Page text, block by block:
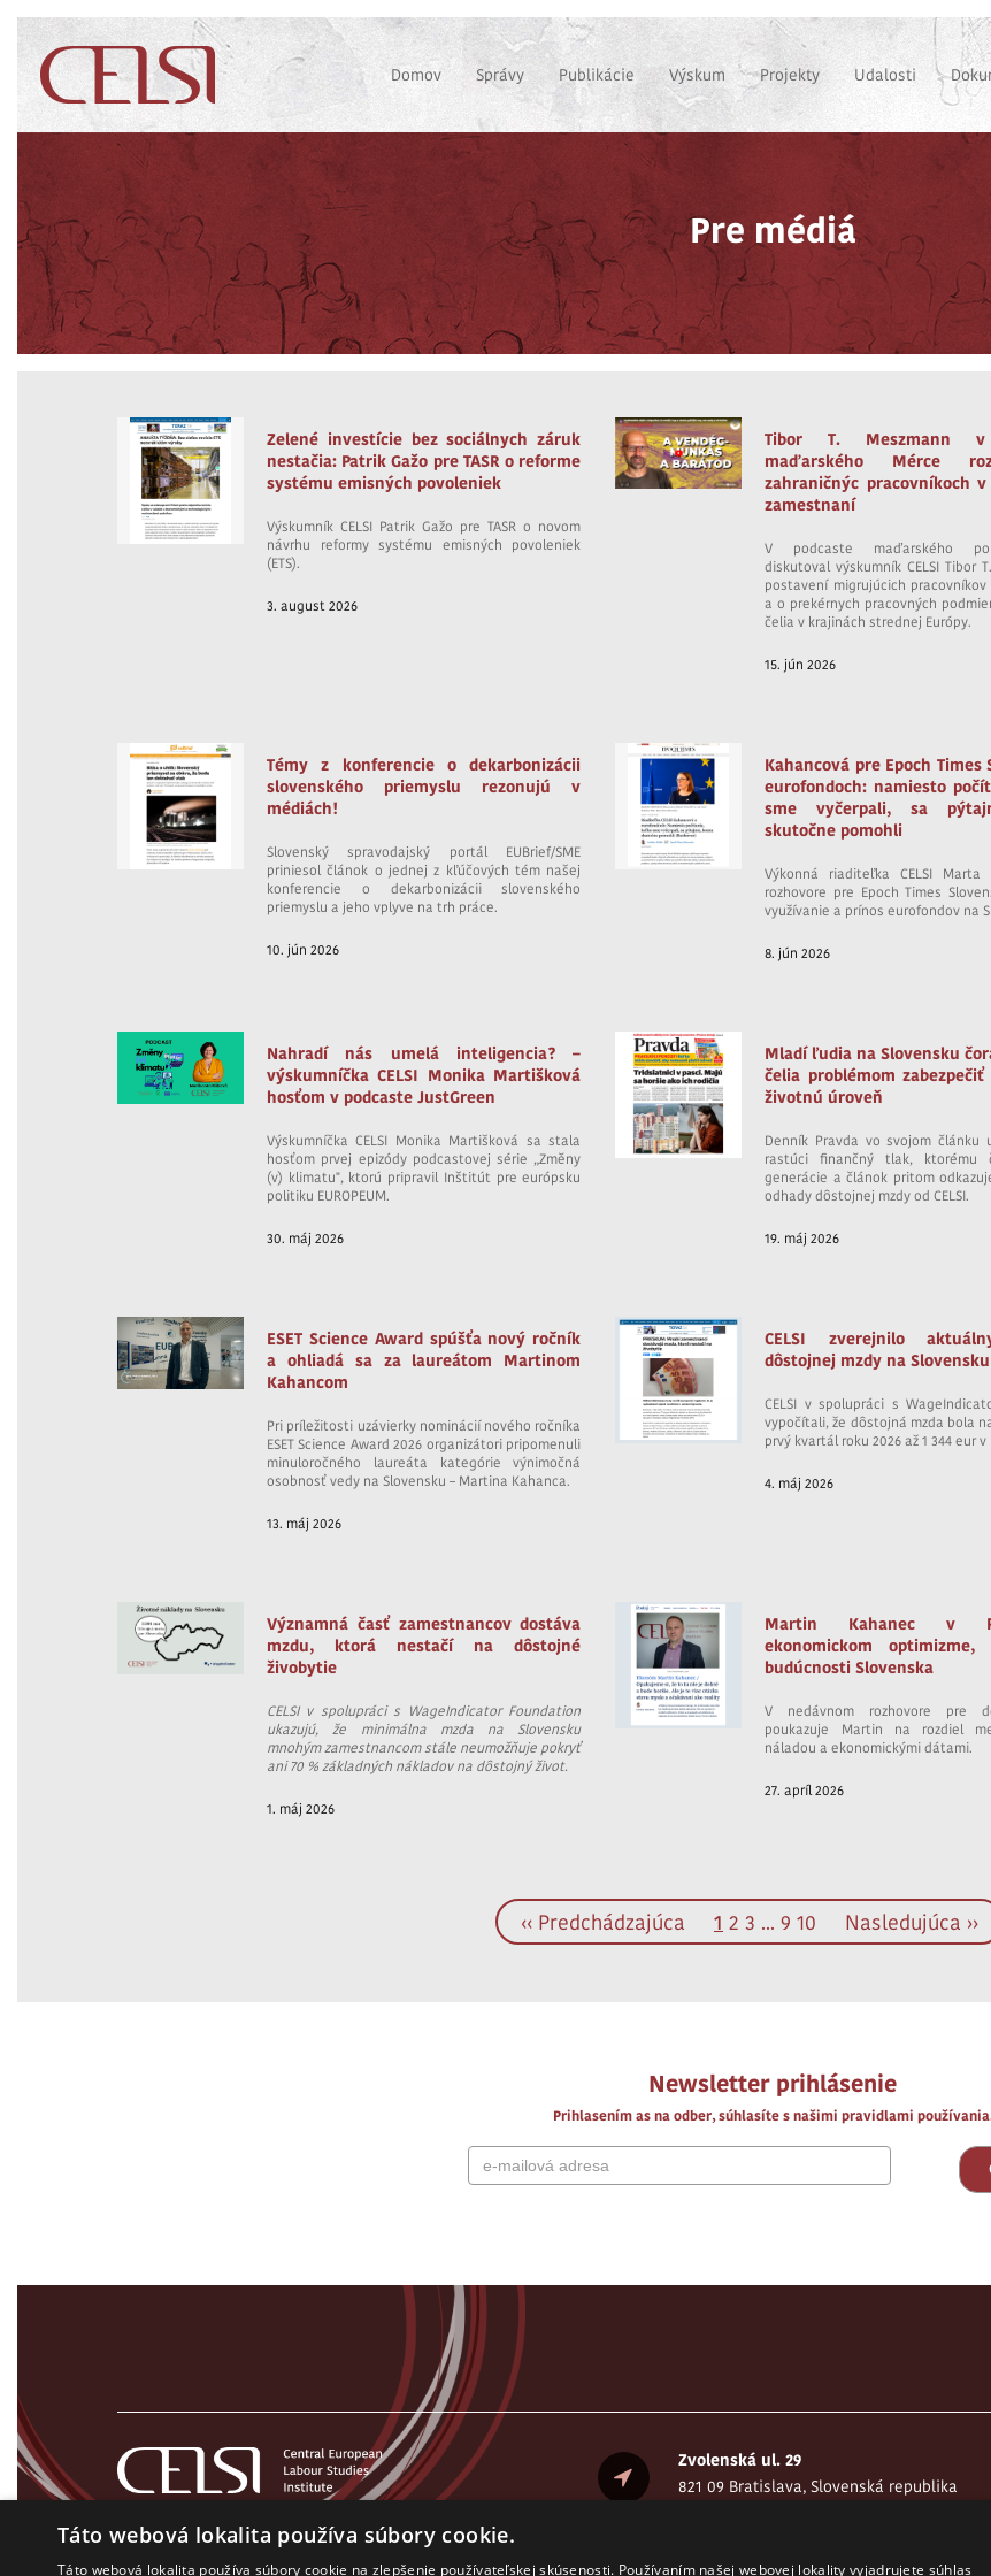
Domov Správy Publikácie Výskum Projekty Udalosti
Pre médiá
Zelené investície bez sociálnych záruk
nestačia: Patrik Gažo pre TASR o reforme
systému emisných povoleniek
Výskumník CELSI Patrik Gažo pre TASR o novom
návrhu reformy systému emisných povoleniek
(ETS).
3. august 2026
Tibor T. Meszmann v
maďarského Mérce
zahraničnýc pracovníkoch
zamestnaní
V podcaste maďarského
diskutoval výskumník CELSI Tibor
postavení migrujúcich
a o prekérnych pracovných
čelia v krajinách strednej Európy.
15. jún 2026
Témy z konferencie o dekarbonizácii
slovenského priemyslu rezonujú v
médiách!
Slovenský spravodajský portál EUBrief/SME
priniesol článok o jednej z kľúčových tém našej
konferencie o dekarbonizácii slovenského
priemyslu a jeho vplyve na trh práce.
10. jún 2026
Kahancová pre Epoch Times
eurofondoch: namiesto
sme vyčerpali, sa
skutočne pomohli
Výkonná riaditeľka CELSI Marta
rozhovore pre Epoch Times
využívanie a prínos eurofondov na
8. jún 2026
Nahradí nás umelá inteligencia? –
výskumníčka CELSI Monika Martišková
hosťom v podcaste JustGreen
Výskumníčka CELSI Monika Martišková sa stala
hosťom prvej epizódy podcastovej série „Změny
(v) klimatu", ktorú pripravil Inštitút pre európsku
politiku EUROPEUM.
30. máj 2026
Mladí ľudia na Slovensku
čelia problémom
životnú úroveň
Denník Pravda vo svojom článku
rastúci finančný tlak, ktorému
generácie a článok pritom
odhady dôstojnej mzdy od CELSI.
19. máj 2026
ESET Science Award spúšťa nový ročník
a ohliadá sa za laureátom Martinom
Kahancom
Pri príležitosti uzávierky nominácií nového ročníka
ESET Science Award 2026 organizátori pripomenuli
minuloročného laureáta kategórie výnimočná
osobnosť vedy na Slovensku – Martina Kahanca.
13. máj 2026
CELSI zverejnilo
dôstojnej mzdy na Slovensku
CELSI v spolupráci s
vypočítali, že dôstojná mzda bola
prvý kvartál roku 2026 až 1 344 eur
4. máj 2026
Významná časť zamestnancov dostáva
mzdu, ktorá nestačí na dôstojné
živobytie
CELSI v spolupráci s WageIndicator Foundation
ukazujú, že minimálna mzda na Slovensku
mnohým zamestnancom stále neumožňuje pokryť
ani 70 % základných nákladov na dôstojný život.
1. máj 2026
Martin Kahanec v
ekonomickom
budúcnosti Slovenska
V nedávnom rozhovore pre
poukazuje Martin na rozdiel
náladou a ekonomickými dátami.
27. apríl 2026
‹‹ Predchádzajúca 1 2 3 ... 9 10 Nasledujúca ››
Newsletter prihlásenie
Prihlasením as na odber, súhlasíte s našimi pravidlami
Zvolenská ul. 29
821 09 Bratislava, Slovenská republika
Táto webová lokalita používa súbory cookie.
Táto webová lokalita používa súbory cookie na zlepšenie používateľskej skúsenosti. Používaním našej webovej lokality vyjadrujete súhlas